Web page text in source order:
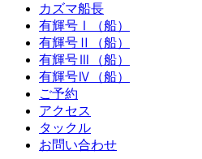
カズマ船長
有輝号Ⅰ（船）
有輝号Ⅱ（船）
有輝号Ⅲ（船）
有輝号Ⅳ（船）
ご予約
アクセス
タックル
お問い合わせ